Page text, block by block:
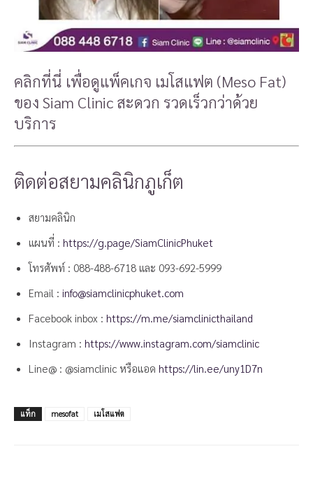
คลิกที่นี่ เพื่อดูแพ็คเกจ เมโสแฟต (Meso Fat)
ของ Siam Clinic สะดวก รวดเร็วกว่าด้วย
บริการ
ติดต่อสยามคลินิกภูเก็ต
สยามคลินิก
แผนที่ : https://g.page/SiamClinicPhuket
โทรศัพท์ : 088-488-6718 และ 093-692-5999
Email : info@siamclinicphuket.com
Facebook inbox : https://m.me/siamclinicthailand
Instagram : https://www.instagram.com/siamclinic
Line@ : @siamclinic หรือแอด https://lin.ee/uny1D7n
แท็ก mesofat เมโสแฟต